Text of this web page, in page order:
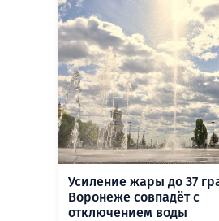
Усиление жары до 37
Воронеже совпадёт с
отключением воды